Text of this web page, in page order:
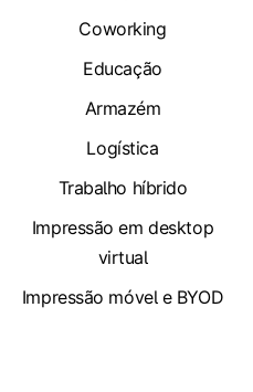
Coworking
Educação
Armazém
Logística
Trabalho híbrido
Impressão em desktop
virtual
Impressão móvel e BYOD